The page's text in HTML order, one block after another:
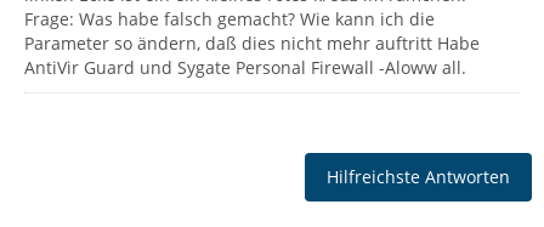
Frage: Was habe falsch gemacht? Wie kann ich die
Parameter so ändern, daß dies nicht mehr auftritt Habe
AntiVir Guard und Sygate Personal Firewall -Aloww all.
Hilfreichste Antworten